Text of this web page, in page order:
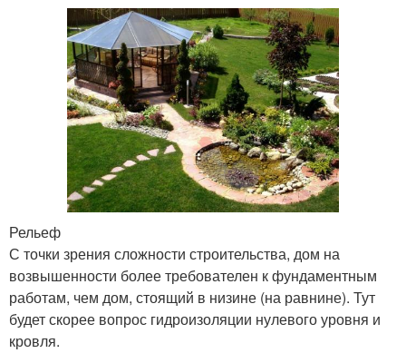
Рельеф
С точки зрения сложности строительства, дом на
возвышенности более требователен к фундаментным
работам, чем дом, стоящий в низине (на равнине). Тут
будет скорее вопрос гидроизоляции нулевого уровня и
кровля.